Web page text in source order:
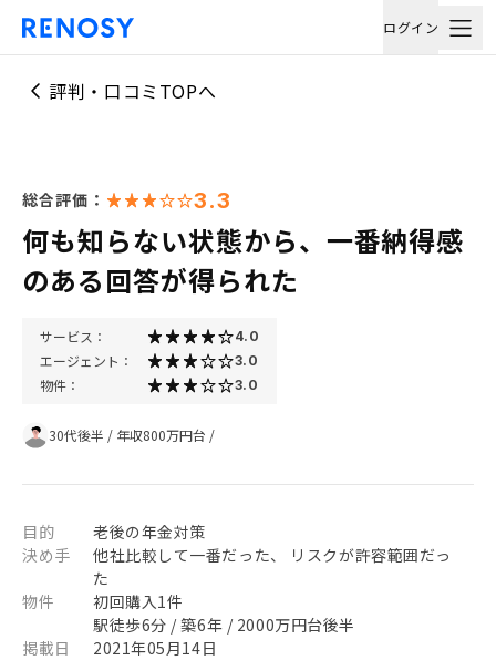
ログイン
評判・口コミTOPへ
総合評価： 3.3
何も知らない状態から、一番納得感
のある回答が得られた
サービス： 4.0
エージェント： 3.0
物件： 3.0
30代後半 / 年収800万円台 /
目的
老後の年金対策
決め手
他社比較して一番だった、 リスクが許容範囲だっ
た
物件
初回購入1件
駅徒歩6分 / 築6年 / 2000万円台後半
掲載日
2021年05月14日